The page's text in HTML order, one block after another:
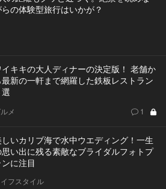
の体験型旅行はいかが？
イキキの大人ディナーの決定版！ 老舗か
最新の一軒まで網羅した鉄板レストラン
選
メ 1
しいカリブ海で水中ウエディング！一生
い出に残る素敵なブライダルフォトプ
ンに注目
フスタイル